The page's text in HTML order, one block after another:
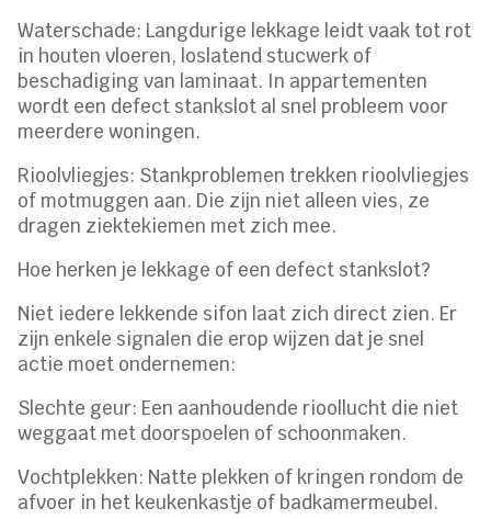
Waterschade: Langdurige lekkage leidt vaak tot rot
in houten vloeren, loslatend stucwerk of
beschadiging van laminaat. In appartementen
wordt een defect stankslot al snel probleem voor
meerdere woningen.
Rioolvliegjes: Stankproblemen trekken rioolvliegjes
of motmuggen aan. Die zijn niet alleen vies, ze
dragen ziektekiemen met zich mee.
Hoe herken je lekkage of een defect stankslot?
Niet iedere lekkende sifon laat zich direct zien. Er
zijn enkele signalen die erop wijzen dat je snel
actie moet ondernemen:
Slechte geur: Een aanhoudende rioollucht die niet
weggaat met doorspoelen of schoonmaken.
Vochtplekken: Natte plekken of kringen rondom de
afvoer in het keukenkastje of badkamermeubel.